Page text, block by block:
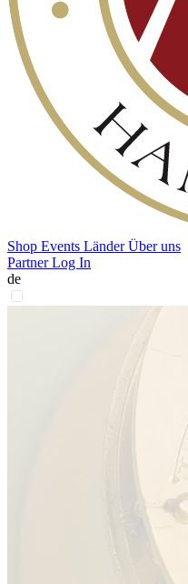
Shop Events LänderÜber uns
Partner Log In
de